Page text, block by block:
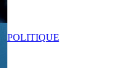
POLITIQUE